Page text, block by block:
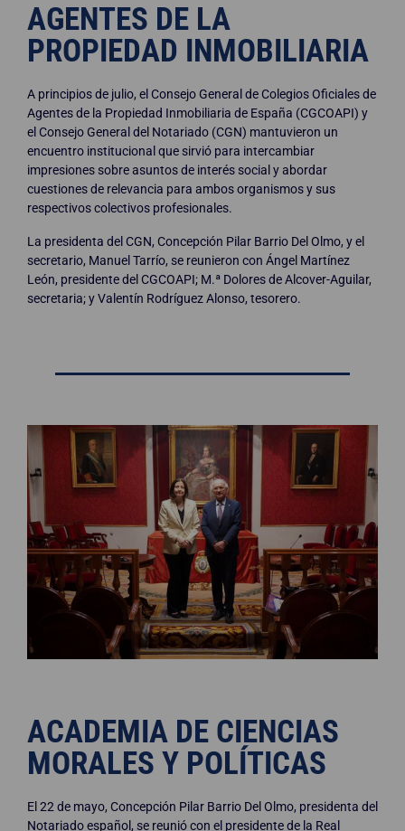
AGENTES DE LA
PROPIEDAD INMOBILIARIA
A principios de julio, el Consejo General de Colegios Oficiales de
Agentes de la Propiedad Inmobiliaria de España (CGCOAPI) y
el Consejo General del Notariado (CGN) mantuvieron un
encuentro institucional que sirvió para intercambiar
impresiones sobre asuntos de interés social y abordar
cuestiones de relevancia para ambos organismos y sus
respectivos colectivos profesionales.
La presidenta del CGN, Concepción Pilar Barrio Del Olmo, y el
secretario, Manuel Tarrío, se reunieron con Ángel Martínez
León, presidente del CGCOAPI; M.ª Dolores de Alcover-Aguilar,
secretaria; y Valentín Rodríguez Alonso, tesorero.
ACADEMIA DE CIENCIAS
MORALES Y POLÍTICAS
El 22 de mayo, Concepción Pilar Barrio Del Olmo, presidenta del
Notariado español, se reunió con el presidente de la Real